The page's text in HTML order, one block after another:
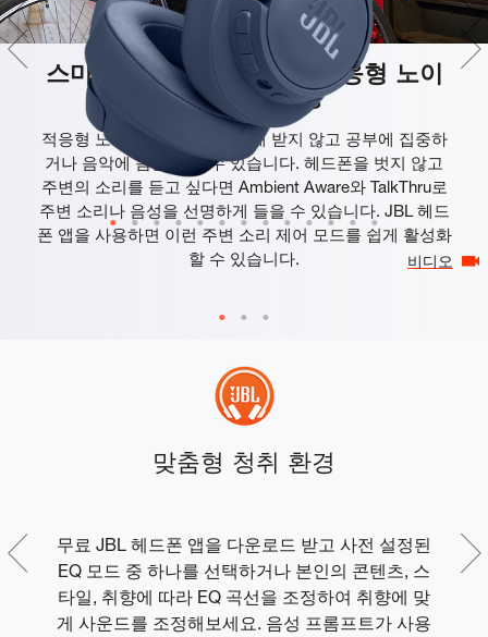
비디오
스마트 환경 인식을 통한 적응형 노이
즈 캔슬링 기능
적응형 노이즈 캔슬링으로 방해 받지 않고 공부에 집중하
거나 음악에 몸을 맡길 수 있습니다. 헤드폰을 벗지 않고
주변의 소리를 듣고 싶다면 Ambient Aware와 TalkThru로
주변 소리나 음성을 선명하게 들을 수 있습니다. JBL 헤드
폰 앱을 사용하면 이런 주변 소리 제어 모드를 쉽게 활성화
할 수 있습니다.
맞춤형 청취 환경
무료 JBL 헤드폰 앱을 다운로드 받고 사전 설정된
EQ 모드 중 하나를 선택하거나 본인의 콘텐츠, 스
타일, 취향에 따라 EQ 곡선을 조정하여 취향에 맞
게 사운드를 조정해보세요. 음성 프롬프트가 사용